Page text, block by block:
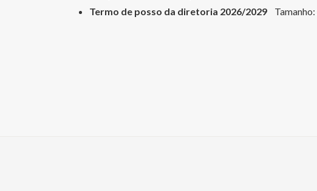
Termo de posso da diretoria 2026/2029 Tamanho: